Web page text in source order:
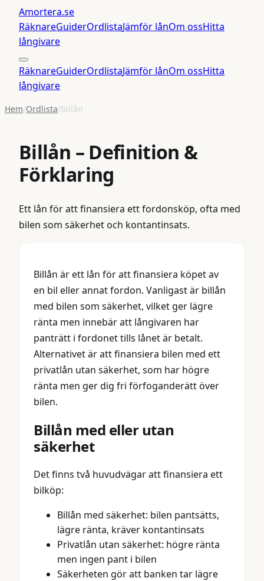
Amortera.se
RäknareGuiderOrdlistaJämför lånOm ossHitta
långivare
RäknareGuiderOrdlistaJämför lånOm ossHitta
långivare
Hem/Ordlista/Billån
Billån – Definition &
Förklaring
Ett lån för att finansiera ett fordonsköp, ofta med
bilen som säkerhet och kontantinsats.
Billån är ett lån för att finansiera köpet av
en bil eller annat fordon. Vanligast är billån
med bilen som säkerhet, vilket ger lägre
ränta men innebär att långivaren har
panträtt i fordonet tills lånet är betalt.
Alternativet är att finansiera bilen med ett
privatlån utan säkerhet, som har högre
ränta men ger dig fri förfoganderätt över
bilen.
Billån med eller utan
säkerhet
Det finns två huvudvägar att finansiera ett
bilköp:
Billån med säkerhet: bilen pantsätts,
lägre ränta, kräver kontantinsats
Privatlån utan säkerhet: högre ränta
men ingen pant i bilen
Säkerheten gör att banken tar lägre